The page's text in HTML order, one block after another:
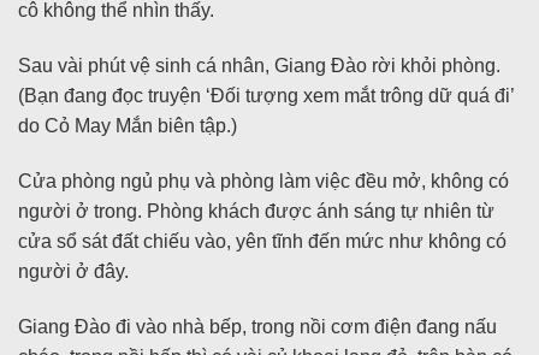
cô không thể nhìn thấy.
Sau vài phút vệ sinh cá nhân, Giang Đào rời khỏi phòng.
(Bạn đang đọc truyện ‘Đối tượng xem mắt trông dữ quá đi’
do Cỏ May Mắn biên tập.)
Cửa phòng ngủ phụ và phòng làm việc đều mở, không có
người ở trong. Phòng khách được ánh sáng tự nhiên từ
cửa sổ sát đất chiếu vào, yên tĩnh đến mức như không có
người ở đây.
Giang Đào đi vào nhà bếp, trong nồi cơm điện đang nấu